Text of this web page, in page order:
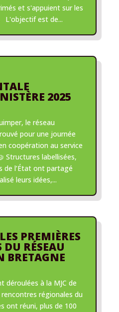
et s'appuient sur les
L'objectif est de...
2025
le réseau
pour une journée
coopération au service
Structures labellisées,
de l’État ont partagé
leurs idées,...
PREMIÈRES
DU RÉSEAU
BRETAGNE
déroulées à la MJC de
régionales du
ont réuni, plus de 100